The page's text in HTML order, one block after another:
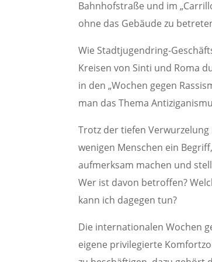
Bahnhofstraße und im
ohne das Gebäude zu
Wie Stadtjugendring-
Kreisen von Sinti und Roma
in den „Wochen gegen
man das Thema
Trotz der tiefen
wenigen Menschen ein
aufmerksam machen und
Wer ist davon betroffen?
kann ich dagegen tun?
Die internationalen Wochen
eigene privilegierte